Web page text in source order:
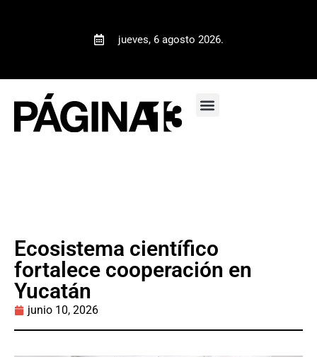
jueves, 6 agosto 2026.
Ecosistema científico
fortalece cooperación en
Yucatán
junio 10, 2026